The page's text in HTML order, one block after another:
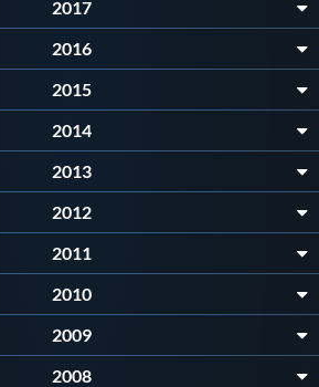
2017
2016
2015
2014
2013
2012
2011
2010
2009
2008